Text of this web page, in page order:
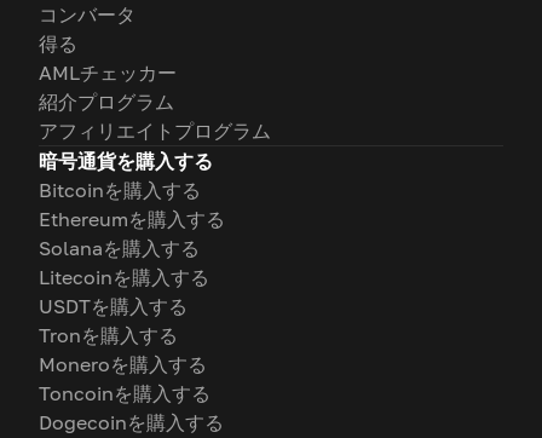
コンバータ
得る
AMLチェッカー
紹介プログラム
アフィリエイトプログラム
暗号通貨を購入する
Bitcoinを購入する
Ethereumを購入する
Solanaを購入する
Litecoinを購入する
USDTを購入する
Tronを購入する
Moneroを購入する
Toncoinを購入する
Dogecoinを購入する